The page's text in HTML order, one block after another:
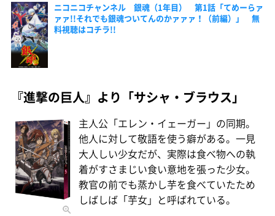
ニコニコチャンネル 銀魂（1年目） 第1話「てめーらァ
ァァ!!それでも銀魂ついてんのかァァァ！（前編）」 無
料視聴はコチラ!!
『進撃の巨人』より「サシャ・ブラウス」
主人公「エレン・イェーガー」の同期。
他人に対して敬語を使う癖がある。一見
大人しい少女だが、実際は食べ物への執
着がすさまじい食い意地を張った少女。
教官の前でも蒸かし芋を食べていたため
しばしば「芋女」と呼ばれている。